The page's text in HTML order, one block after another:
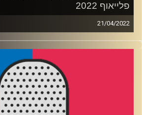
פלייאוף 2022
21/04/2022
פודקאסט האן.בי.איי עם ערן סורוקה,
דוידוביץ' ועידן לוצקי.
רבע 1: ההגנה של בוסטון מחסלת את
והנקמה של אמביד בטורונטו ראפטורס
רבע 2: מיאמי משייטת מול טרה שלא
מחברים, והאם הפציעה של מידלטון